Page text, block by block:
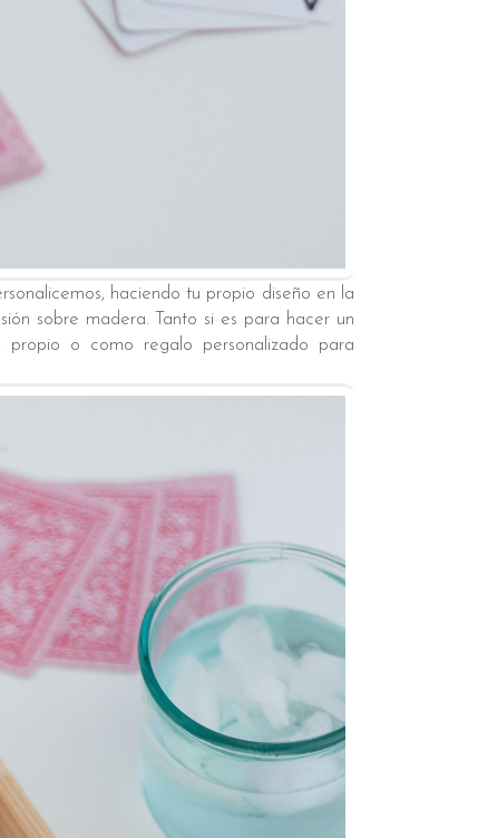
haciendo tu propio diseño en la
sobre madera. Tanto si es para hacer un
o como regalo personalizado para